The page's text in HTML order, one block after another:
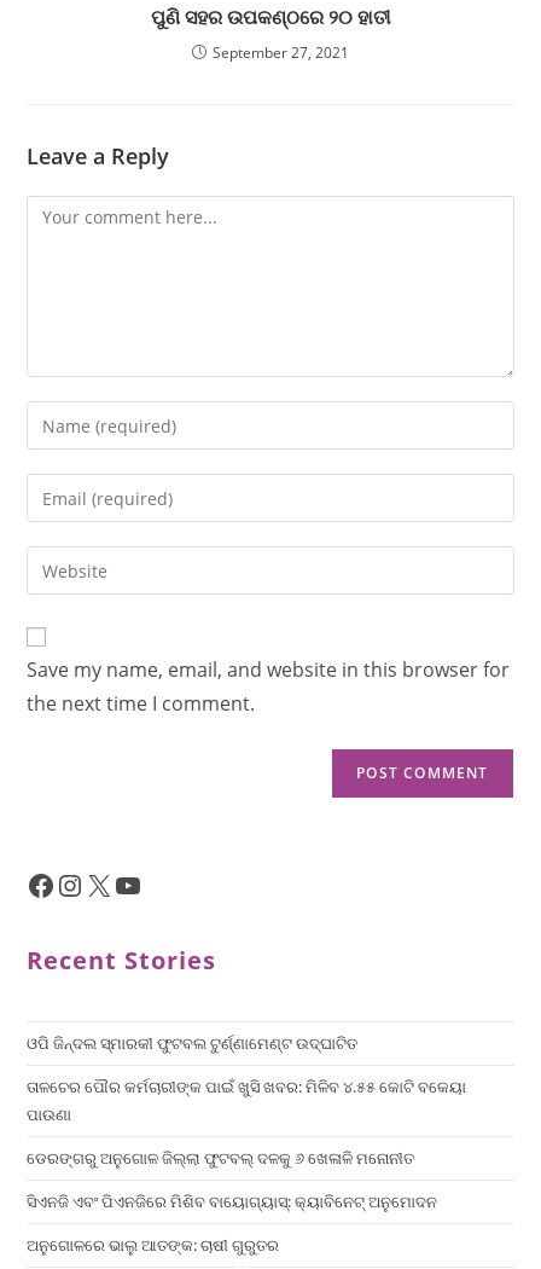
ପୁଣି ସହର ଉପକଣ୍ଠରେ ୨୦ ହାତୀ
September 27, 2021
Leave a Reply
Save my name, email, and website in this browser for
the next time I comment.
Recent Stories
ଓପି ଜିନ୍ଦଲ ସ୍ମାରକୀ ଫୁଟବଲ ଟୁର୍ଣ୍ଣାମେଣ୍ଟ ଉଦ୍ଘାଟିତ
ତାଳଚେର ପୌର କର୍ମଚାରୀଙ୍କ ପାଇଁ ଖୁସି ଖବର: ମିଳିବ ୪.୫୫ କୋଟି ବକେୟା
ପାଉଣା
ଡେରଙ୍ଗରୁ ଅନୁଗୋଳ ଜିଲ୍ଲା ଫୁଟବଲ୍ ଦଳକୁ ୬ ଖେଳାଳି ମନୋନୀତ
ସିଏନଜି ଏବଂ ପିଏନଜିରେ ମିଶିବ ବାୟୋଗ୍ୟାସ୍: କ୍ୟାବିନେଟ୍ ଅନୁମୋଦନ
ଅନୁଗୋଳରେ ଭାଲୁ ଆତଙ୍କ: ଚାଷୀ ଗୁରୁତର